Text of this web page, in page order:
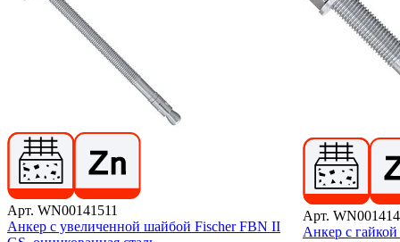
Арт. WN00141511
Анкер с увеличенной шайбой Fischer FBN II
Арт.
Анкер с